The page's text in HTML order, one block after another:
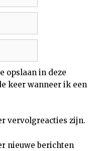
opslaan in deze
keer wanneer ik een
vervolgreacties zijn.
nieuwe berichten